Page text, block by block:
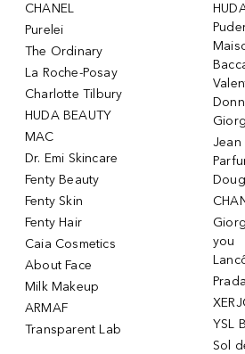
CHANEL
Purelei
The Ordinary
La Roche-Posay
Charlotte Tilbury
HUDA BEAUTY
MAC
Dr. Emi Skincare
Fenty Beauty
Fenty Skin
Fenty Hair
Caia Cosmetics
About Face
Milk Makeup
ARMAF
Transparent Lab
Jean
you
YSL
Sol